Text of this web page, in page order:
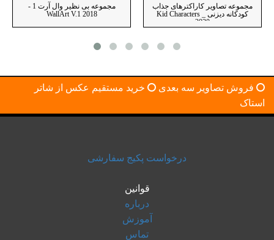
مجموعه بی نظیر وال آرت 1 -
WallArt V.1 2018
مجموعه تصاویر کاراکترهای جذاب
کودکانه دیزنی _ Kid Characters
2020
فروش تصاویر سه بعدی
خرید مستقیم عکس از شاتر
استاک
درخواست پکیج سفارشی
قوانین
درباره
آموزش
تماس